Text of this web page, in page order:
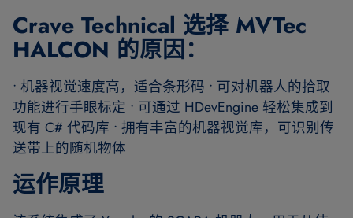
Crave Technical 选择 MVTec
HALCON 的原因：
• 机器视觉速度高，适合条形码 • 可对机器人的拾取
功能进行手眼标定 • 可通过 HDevEngine 轻松集成到
现有 C# 代码库 • 拥有丰富的机器视觉库，可识别传
送带上的随机物体
运作原理